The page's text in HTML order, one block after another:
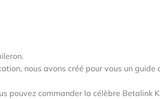
nous avons créé pour vous un guide
pouvez commander la célèbre Betalink